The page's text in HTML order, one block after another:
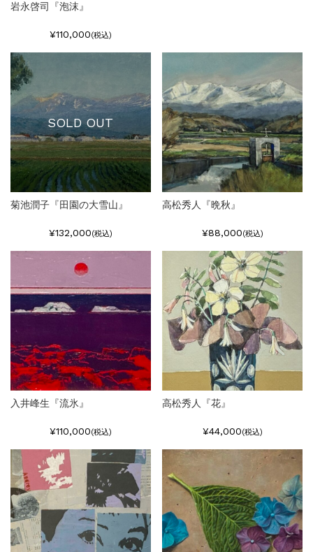
岩永啓司『泡沫』
¥110,000(税込)
SOLD OUT
菊池潤子『田園の大雪山』
¥132,000(税込)
高松秀人『晩秋』
¥88,000(税込)
入井峰生『流氷』
¥110,000(税込)
高松秀人『花』
¥44,000(税込)